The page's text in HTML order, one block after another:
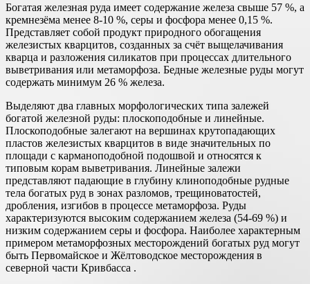
Богатая железная руда имеет содержание железа свыше 57 %, а
кремнезёма менее 8-10 %, серы и фосфора менее 0,15 %.
Представляет собой продукт природного обогащения
железистых кварцитов, созданных за счёт выщелачивания
кварца и разложения силикатов при процессах длительного
выветривания или метаморфоза. Бедные железные руды могут
содержать минимум 26 % железа.
Выделяют два главных морфологических типа залежей
богатой железной руды: плоскоподобные и линейные.
Плоскоподобные залегают на вершинах крутопадающих
пластов железистых кварцитов в виде значительных по
площади с карманоподобной подошвой и относятся к
типовым корам выветривания. Линейные залежи
представляют падающие в глубину клиноподобные рудные
тела богатых руд в зонах разломов, трещиноватостей,
дробления, изгибов в процессе метаморфоза. Руды
характеризуются высоким содержанием железа (54-69 %) и
низким содержанием серы и фосфора. Наиболее характерным
примером метаморфозных месторождений богатых руд могут
быть Первомайское и Жёлтоводское месторождения в
северной части Кривбасса .